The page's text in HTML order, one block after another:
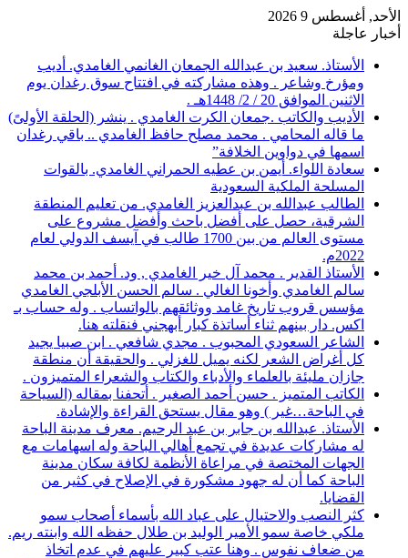
الأحد, أغسطس 9 2026
أخبار عاجلة
الأستاذ. سعيد بن عبدالله الجمعان الغانمي الغامدي. أديب
ومؤرخ وشاعر . وهذه مشاركته في افتتاح سوق رغدان يوم
الاثنين الموافق 20 / 2/ 1448هـ .
الأديب والكاتب .جمعان الكرت الغامدي . ينشر (الحلقة الأولىً)
ما قاله المحامي . محمد مصلح حافظ الغامدي .. باقي رغدان
اسمها في دواوين الخلافة”
سعادة اللواء. أيمن بن عطيه الحمراني الغامدي. بالقوات
المسلحة الملكية السعودية
الطالب عبدالله بن عبدالعزيز الغامدي. من تعليم المنطقة
الشرقية، حصل على أفضل باحث وأفضل مشروع على
مستوى العالم من بين 1700 طالب في آيسف الدولي لعام
2022م.
الأستاذ القدير . محمد آل خير الغامدي , ود. أحمد بن محمد
سالم الغامدي وأخونا الغالي . سالم الحسن الأبلجي الغامدي
مؤسس قروب تاريخ غامد ووثائقهم بالواتساب . وله حساب بـ
اكس. دار بينهم ثناء أساتذة كبار أبهجني فنقلته هنا.
الشاعر السعودي المحبوب . مجدي شافعي . ابن صبيا يجيد
كل أغراض الشعر لكنه يميل للغزلي . والحقيقة أن منطقة
جازان مليئة بالعلماء والأدباء والكتاب والشعراء المتميزون .
الكاتب المتميز . حسن أحمد الصغير . أتحفنا بمقاله (السياحة
في الباحة…غير ) وهو مقال يستحق القراءة والإشادة.
الأستاذ. عبدالله بن جابر بن عبد الرحيم. معرف مدينة الباحة
له مشاركات عديدة في تجمع أهالي الباحة وله اسهامات مع
الجهات المختصة في مراعاة الأنظمة لكافة سكان مدينة
الباحة كما أن له جهود مشكورة في الإصلاح في كثير من
القضايا.
كثر النصب والاحتيال على عباد الله بأسماء أصحاب سمو
ملكي خاصة سمو الأمير الوليد بن طلال حفظه الله وابنته ريم.
من ضعاف نفوس . وهنا عتب كبير عليهم في عدم اتخاذ